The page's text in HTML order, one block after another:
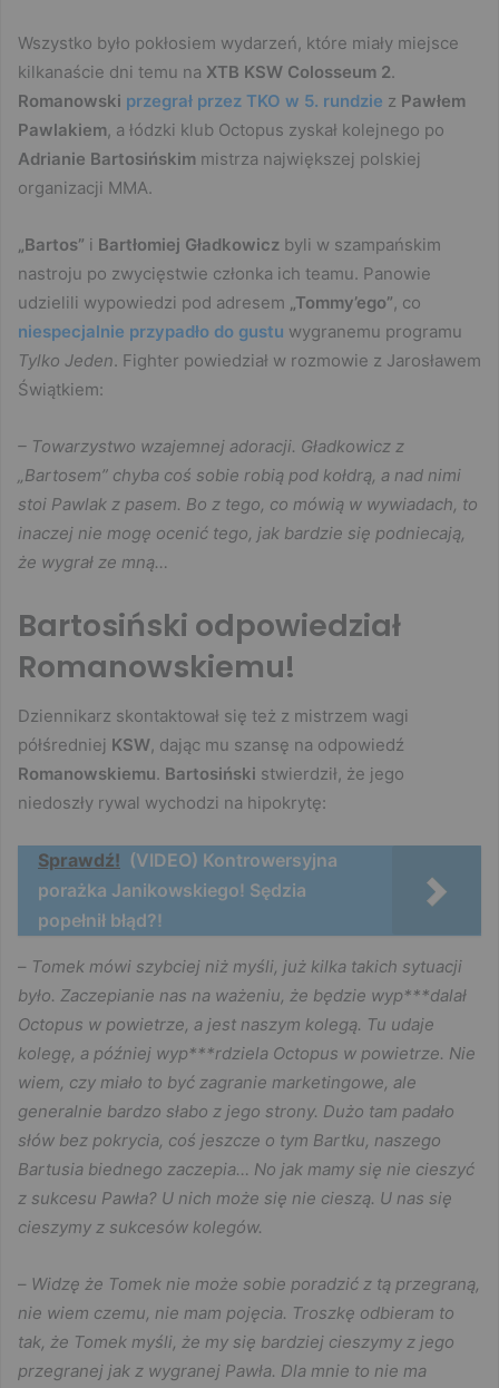
Wszystko było pokłosiem wydarzeń, które miały miejsce
kilkanaście dni temu na XTB KSW Colosseum 2.
Romanowski przegrał przez TKO w 5. rundzie z Pawłem
Pawlakiem, a łódzki klub Octopus zyskał kolejnego po
Adrianie Bartosińskim mistrza największej polskiej
organizacji MMA.
„Bartos” i Bartłomiej Gładkowicz byli w szampańskim
nastroju po zwycięstwie członka ich teamu. Panowie
udzielili wypowiedzi pod adresem „Tommy’ego”, co
niespecjalnie przypadło do gustu wygranemu programu
Tylko Jeden. Fighter powiedział w rozmowie z Jarosławem
Świątkiem:
– Towarzystwo wzajemnej adoracji. Gładkowicz z
„Bartosem” chyba coś sobie robią pod kołdrą, a nad nimi
stoi Pawlak z pasem. Bo z tego, co mówią w wywiadach, to
inaczej nie mogę ocenić tego, jak bardzie się podniecają,
że wygrał ze mną…
Bartosiński odpowiedział
Romanowskiemu!
Dziennikarz skontaktował się też z mistrzem wagi
półśredniej KSW, dając mu szansę na odpowiedź
Romanowskiemu. Bartosiński stwierdził, że jego
niedoszły rywal wychodzi na hipokrytę:
Sprawdź! (VIDEO) Kontrowersyjna
porażka Janikowskiego! Sędzia
popełnił błąd?!
– Tomek mówi szybciej niż myśli, już kilka takich sytuacji
było. Zaczepianie nas na ważeniu, że będzie wyp***dalał
Octopus w powietrze, a jest naszym kolegą. Tu udaje
kolegę, a później wyp***rdziela Octopus w powietrze. Nie
wiem, czy miało to być zagranie marketingowe, ale
generalnie bardzo słabo z jego strony. Dużo tam padało
słów bez pokrycia, coś jeszcze o tym Bartku, naszego
Bartusia biednego zaczepia… No jak mamy się nie cieszyć
z sukcesu Pawła? U nich może się nie cieszą. U nas się
cieszymy z sukcesów kolegów.
– Widzę że Tomek nie może sobie poradzić z tą przegraną,
nie wiem czemu, nie mam pojęcia. Troszkę odbieram to
tak, że Tomek myśli, że my się bardziej cieszymy z jego
przegranej jak z wygranej Pawła. Dla mnie to nie ma